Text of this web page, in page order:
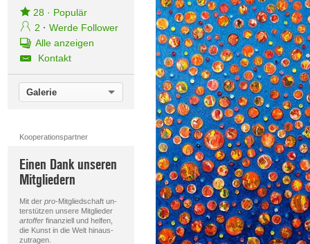
28· Populär
2 · Werde Follower
Alle anzeigen
Kontakt
Galerie
Kooperationspartner
Einen Dank unseren
Mitgliedern
Mit der pro-Mitgliedschaft un-
terstützen unsere Mitglieder
artofferfinanziell und helfen,
die Kunst in die Welt hinaus-
zutragen.